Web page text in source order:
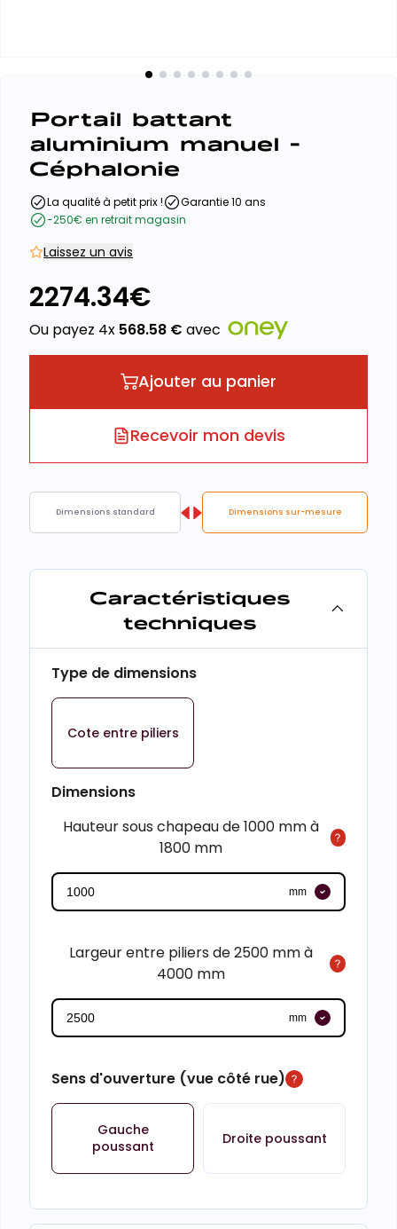
Portail battant
aluminium manuel -
Céphalonie
La qualité à petit prix !
Garantie 10 ans
-250€ en retrait magasin
Laissez un avis
2274.34€
Ou payez 4x 568.58 € avec
Ajouter au panier
Recevoir mon devis
Dimensions standard Dimensions sur-mesure
Caractéristiques
techniques
Type de dimensions
Cote entre piliers
Dimensions
Hauteur sous chapeau de 1000 mm à
1800 mm
mm
Largeur entre piliers de 2500 mm à
4000 mm
mm
Sens d'ouverture (vue côté rue)
Gauche
poussant
Droite poussant